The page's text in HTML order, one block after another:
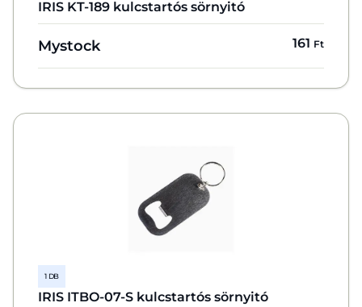
IRIS KT-189 kulcstartós sörnyitó
Mystock 161 Ft
1 DB
IRIS ITBO-07-S kulcstartós sörnyitó